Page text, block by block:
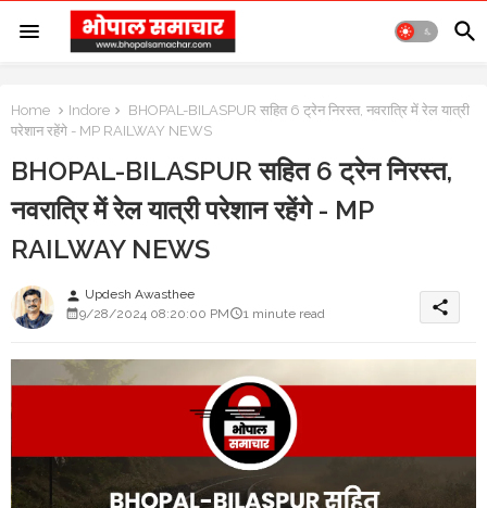
Home Indore
BHOPAL-BILASPUR सहित 6 ट्रेन निरस्त, नवरात्रि में रेल यात्री
परेशान रहेंगे - MP RAILWAY NEWS
BHOPAL-BILASPUR सहित 6 ट्रेन निरस्त,
नवरात्रि में रेल यात्री परेशान रहेंगे - MP
RAILWAY NEWS
person Updesh Awasthee
9/28/2024 08:20:00 PM
1 minute read share